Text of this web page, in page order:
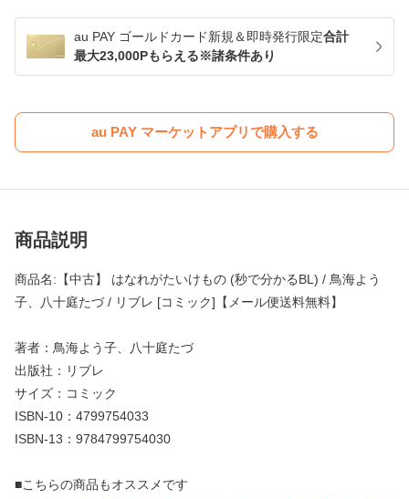
au PAY ゴールドカード新規＆即時発行限定合計
最大23,000Pもらえる※諸条件あり
au PAY マーケットアプリで購入する
商品説明
商品名:【中古】 はなれがたいけもの (秒で分かるBL) / 鳥海よう
子、八十庭たづ / リブレ [コミック]【メール便送料無料】
著者：鳥海よう子、八十庭たづ
出版社：リブレ
サイズ：コミック
ISBN-10：4799754033
ISBN-13：9784799754030
■こちらの商品もオススメです